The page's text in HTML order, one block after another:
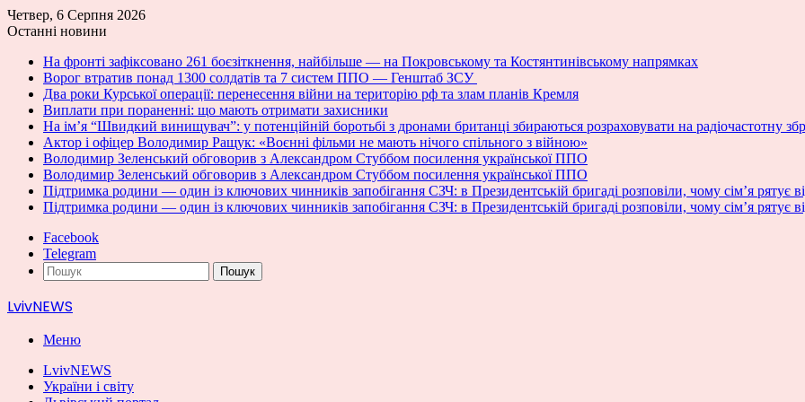
Четвер, 6 Серпня 2026
Останні новини
На фронті зафіксовано 261 боєзіткнення, найбільше — на Покровському та Костянтинівському напрямках
Ворог втратив понад 1300 солдатів та 7 систем ППО — Генштаб ЗСУ
Два роки Курської операції: перенесення війни на територію рф та злам планів Кремля
Виплати при пораненні: що мають отримати захисники
На ім’я “Швидкий винищувач”: у потенційній боротьбі з дронами британці збираються розраховувати на радіочастотну
Актор і офіцер Володимир Ращук: «Воєнні фільми не мають нічого спільного з війною»
Володимир Зеленський обговорив з Александром Стуббом посилення української ППО
Володимир Зеленський обговорив з Александром Стуббом посилення української ППО
Підтримка родини — один із ключових чинників запобігання СЗЧ: в Президентській бригаді розповіли, чому сім’я рятує
Підтримка родини — один із ключових чинників запобігання СЗЧ: в Президентській бригаді розповіли, чому сім’я рятує
Facebook
Telegram
Пошук
LvivNEWS
Меню
LvivNEWS
України і світу